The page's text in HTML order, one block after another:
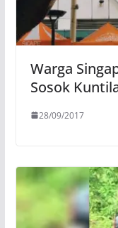
Warga
Sosok
28/09/2017